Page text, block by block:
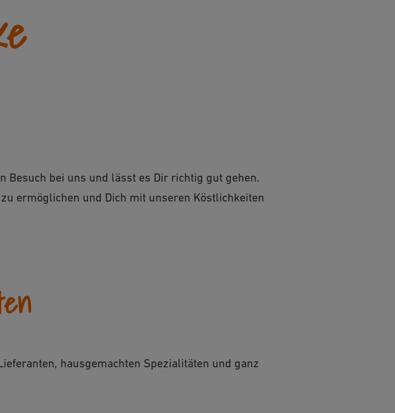
Besuch bei uns und lässt es Dir richtig gut gehen.
ermöglichen und Dich mit unseren Köstlichkeiten
hausgemachten Spezialitäten und ganz